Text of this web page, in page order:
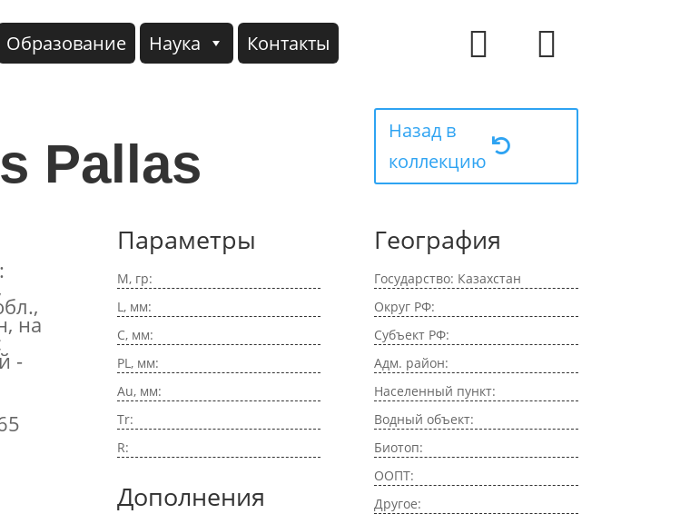
Образование Наука Контакты
Pallas
Назад в
коллекцию
на
-
Параметры
M, гр:
L, мм:
C, мм:
PL, мм:
Au, мм:
Tr:
R:
Дополнения
География
Государство: Казахстан
Округ РФ:
Субъект РФ:
Адм. район:
Населенный пункт:
Водный объект:
Биотоп:
ООПТ:
Другое: